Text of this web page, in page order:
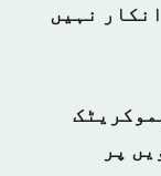
نہیں
پر